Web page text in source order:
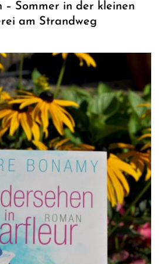
– Sommer in der kleinen
am Strandweg